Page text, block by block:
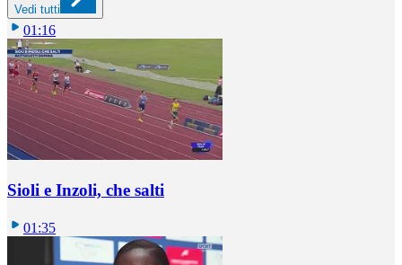
Vedi tutti
01:16
Sioli e Inzoli, che salti
01:35